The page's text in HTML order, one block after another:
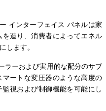
インターフェイス パネルは家
造り、消費者によってエネル
します。
ラーおよび実用的な配分のサブ
ートな変圧器のような高度の
視および制御機能を可能にし